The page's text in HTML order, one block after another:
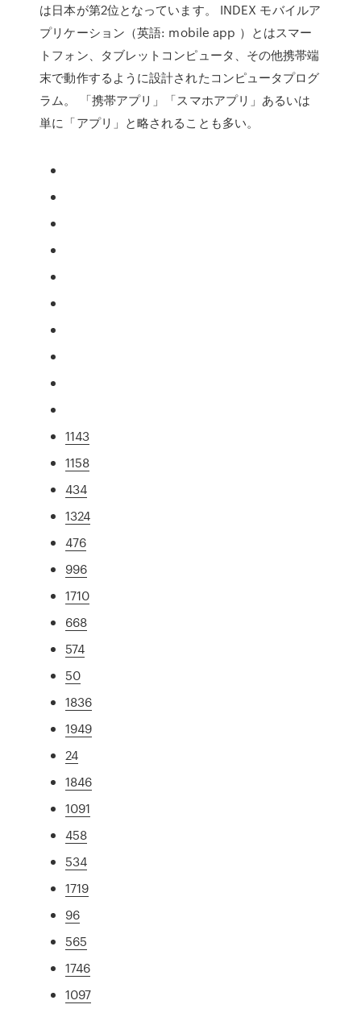
は日本が第2位となっています。 INDEX モバイルア
プリケーション（英語: mobile app ）とはスマー
トフォン、タブレットコンピュータ、その他携帯端
末で動作するように設計されたコンピュータプログ
ラム。 「携帯アプリ」「スマホアプリ」あるいは
単に「アプリ」と略されることも多い。
1143
1158
434
1324
476
996
1710
668
574
50
1836
1949
24
1846
1091
458
534
1719
96
565
1746
1097